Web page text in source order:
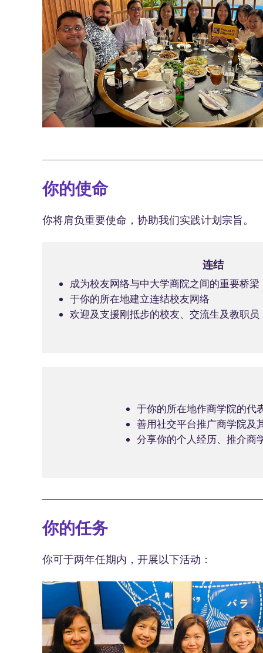
你的使命
你将肩负重要使命，协助我们实践计划宗旨。
连结
成为校友网络与中大学商院之间的重要桥梁
于你的所在地建立连结校友网络
欢迎及支援刚抵步的校友、交流生及教职员
于你的所在地作商学院的代
善用社交平台推广商学院及
分享你的个人经历、推介商
你的任务
你可于两年任期内，开展以下活动：